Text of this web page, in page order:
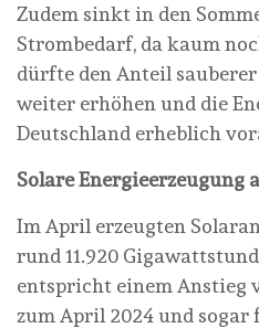
Zudem sinkt in den
Strombedarf, da kaum
dürfte den Anteil
weiter erhöhen und die
Deutschland erheblich
Solare Energieerzeugung
Im April erzeugten
rund 11.920
entspricht einem Anstieg
zum April 2024 und sogar